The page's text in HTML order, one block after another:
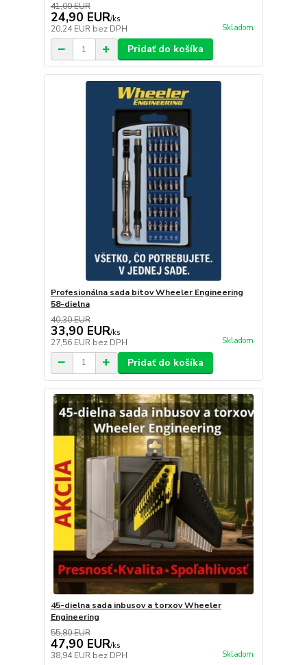
41,00 EUR
24,90 EUR/ks
20,24 EUR bez DPH Skladom
Pridať do košíka
Profesionálna sada bitov Wheeler Engineering
58-dielna
40,30 EUR
33,90 EUR/ks
27,56 EUR bez DPH Skladom
Pridať do košíka
45-dielna sada inbusov a torxov Wheeler
Engineering
55,80 EUR
47,90 EUR/ks
38,94 EUR bez DPH Skladom